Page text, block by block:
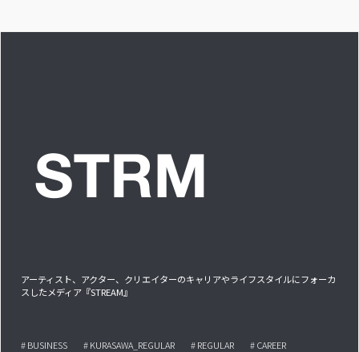
アーティスト、アクター、クリエイターのキャリアやライフスタイルにフォーカ
スしたメディア『STREAM』
# BUSINESS # KURASAWA_REGULAR # REGULAR
# CAREER